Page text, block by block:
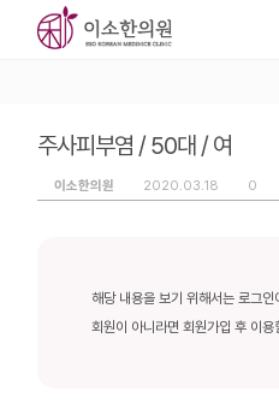
주사피부염 / 50대 / 여
이소한의원 2020.03.18 0
해당 내용을 보기 위해서는 로그
회원이 아니라면 회원가입 후 이